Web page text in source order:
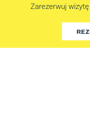
Zarezerwuj